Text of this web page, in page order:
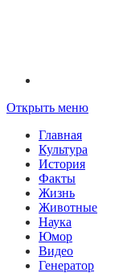
Открыть меню
Главная
Культура
История
Факты
Жизнь
Животные
Наука
Юмор
Видео
Генератор